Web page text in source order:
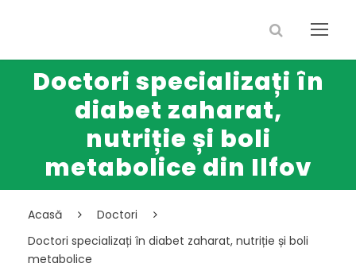
Doctori specializați în
diabet zaharat,
nutriție și boli
metabolice din Ilfov
Acasă
Doctori
Doctori specializați în diabet zaharat, nutriție și boli
metabolice